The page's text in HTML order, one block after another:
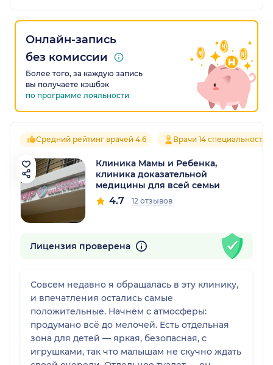
Онлайн-запись
без комиссии
Более того, за каждую запись
вы получаете кэшбэк
по программе лояльности
Средний рейтинг врачей 4.6 Врачи 14 специальностей
Клиника Мамы и Ребенка,
клиника доказательной
медицины для всей семьи
4.7 12 отзывов
Лицензия проверена
Совсем недавно я обращалась в эту клинику,
и впечатления остались самые
положительные. Начнём с атмосферы:
продумано всё до мелочей. Есть отдельная
зона для детей — яркая, безопасная, с
игрушками, так что малышам не скучно ждать